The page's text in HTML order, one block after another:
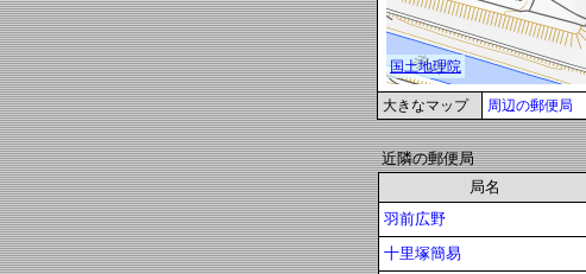
大きなマップ 周辺の郵便局
近隣の郵便局
局名
羽前広野
十里塚簡易